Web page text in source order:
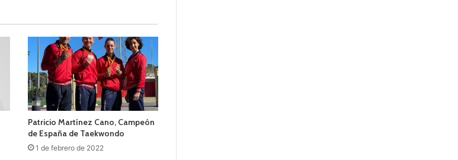
Patricio Martínez Cano, Campeón
de España de Taekwondo
1 de febrero de 2022